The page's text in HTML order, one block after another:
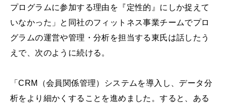
プログラムに参加する理由を『定性的』にしか捉えて
いなかった」と同社のフィットネス事業チームでプロ
グラムの運営や管理・分析を担当する東氏は話したう
えで、次のように続ける。
「CRM（会員関係管理）システムを導入し、データ分
析をより細かくすることを進めました。すると、ある